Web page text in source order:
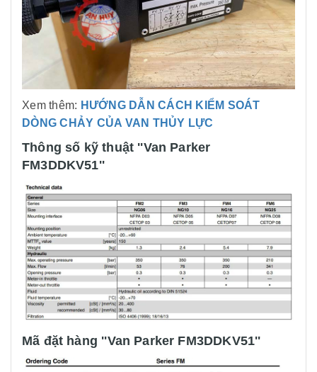
Xem thêm: HƯỚNG DẪN CÁCH KIỂM SOÁT
DÒNG CHẢY CỦA VAN THỦY LỰC
Thông số kỹ thuật ''Van Parker
FM3DDKV51''
Mã đặt hàng ''Van Parker FM3DDKV51''